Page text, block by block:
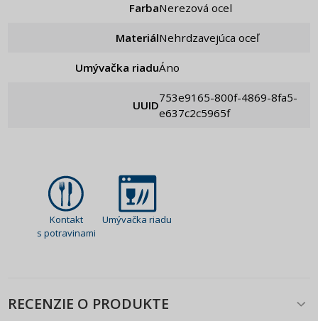
Farba Nerezová ocel
Materiál Nehrdzavejúca oceľ
Umývačka riadu Áno
UUID
753e9165-800f-4869-8fa5-
e637c2c5965f
Kontakt
s potravinami
Umývačka riadu
RECENZIE O PRODUKTE